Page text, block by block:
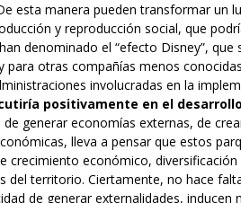
esta manera pueden transformar un
y reproducción social, que
denominado el “efecto Disney”,
para otras compañías menos
involucradas en la
positivamente en el
de generar economías externas, de
lleva a pensar que estos
crecimiento económico,
del territorio. Ciertamente, no hace
de generar externalidades,